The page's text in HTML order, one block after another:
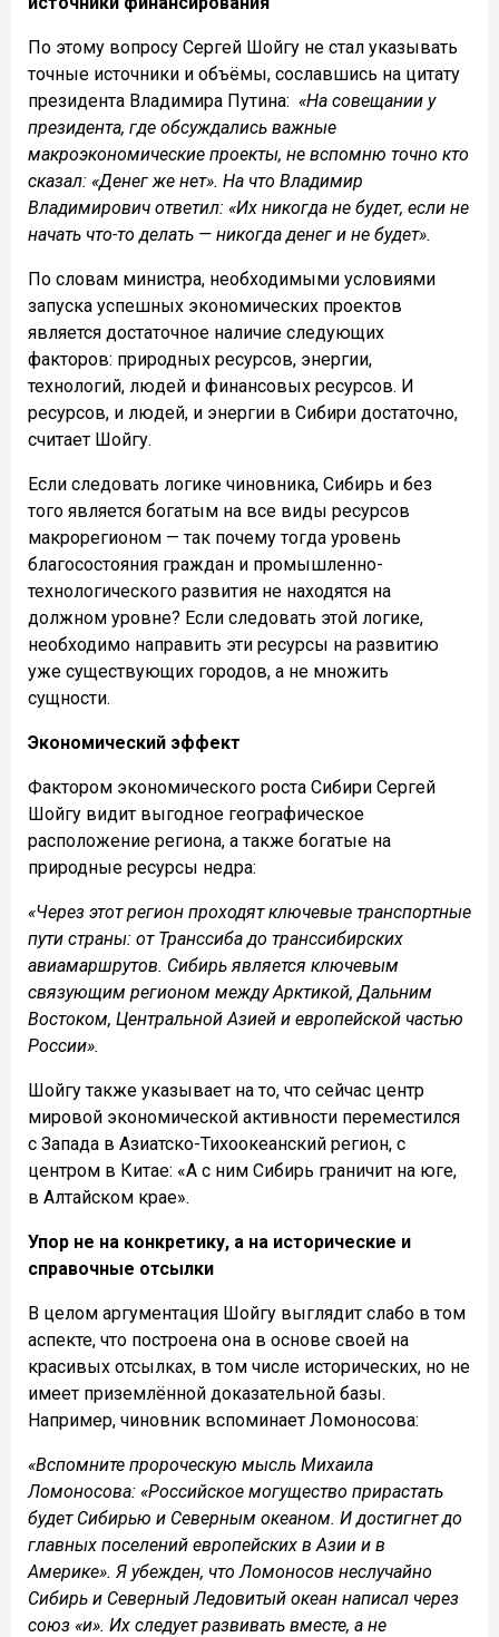
По этому вопросу Сергей Шойгу не стал указывать
точные источники и объёмы, сославшись на цитату
президента Владимира Путина: «На совещании у
президента, где обсуждались важные
макроэкономические проекты, не вспомню точно кто
сказал: «Денег же нет». На что Владимир
Владимирович ответил: «Их никогда не будет, если не
начать что-то делать — никогда денег и не будет».
По словам министра, необходимыми условиями
запуска успешных экономических проектов
является достаточное наличие следующих
факторов: природных ресурсов, энергии,
технологий, людей и финансовых ресурсов. И
ресурсов, и людей, и энергии в Сибири достаточно,
считает Шойгу.
Если следовать логике чиновника, Сибирь и без
того является богатым на все виды ресурсов
макрорегионом — так почему тогда уровень
благосостояния граждан и промышленно-
технологического развития не находятся на
должном уровне? Если следовать этой логике,
необходимо направить эти ресурсы на развитию
уже существующих городов, а не множить
сущности.
Экономический эффект
Фактором экономического роста Сибири Сергей
Шойгу видит выгодное географическое
расположение региона, а также богатые на
природные ресурсы недра:
«Через этот регион проходят ключевые транспортные
пути страны: от Транссиба до транссибирских
авиамаршрутов. Сибирь является ключевым
связующим регионом между Арктикой, Дальним
Востоком, Центральной Азией и европейской частью
России».
Шойгу также указывает на то, что сейчас центр
мировой экономической активности переместился
с Запада в Азиатско-Тихоокеанский регион, с
центром в Китае: «А с ним Сибирь граничит на юге,
в Алтайском крае».
Упор не на конкретику, а на исторические и
справочные отсылки
В целом аргументация Шойгу выглядит слабо в том
аспекте, что построена она в основе своей на
красивых отсылках, в том числе исторических, но не
имеет приземлённой доказательной базы.
Например, чиновник вспоминает Ломоносова:
«Вспомните пророческую мысль Михаила
Ломоносова: «Российское могущество прирастать
будет Сибирью и Северным океаном. И достигнет до
главных поселений европейских в Азии и в
Америке». Я убежден, что Ломоносов неслучайно
Сибирь и Северный Ледовитый океан написал через
союз «и». Их следует развивать вместе, а не